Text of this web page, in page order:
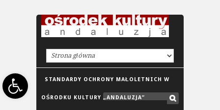
Open toolbarSTANDARDY OCHRONY MAŁOLETNICH W
OŚRODKU KULTURY „ANDALUZJA”